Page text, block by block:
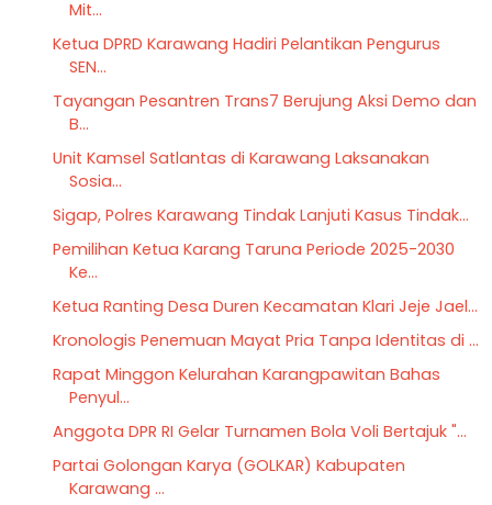
Mit...
Ketua DPRD Karawang Hadiri Pelantikan Pengurus
SEN...
Tayangan Pesantren Trans7 Berujung Aksi Demo dan
B...
Unit Kamsel Satlantas di Karawang Laksanakan
Sosia...
Sigap, Polres Karawang Tindak Lanjuti Kasus Tindak...
Pemilihan Ketua Karang Taruna Periode 2025-2030
Ke...
Ketua Ranting Desa Duren Kecamatan Klari Jeje Jael...
Kronologis Penemuan Mayat Pria Tanpa Identitas di ...
Rapat Minggon Kelurahan Karangpawitan Bahas
Penyul...
Anggota DPR RI Gelar Turnamen Bola Voli Bertajuk "...
Partai Golongan Karya (GOLKAR) Kabupaten
Karawang ...